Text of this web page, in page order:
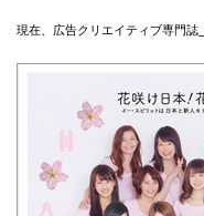
現在、広告クリエイティブ専門誌